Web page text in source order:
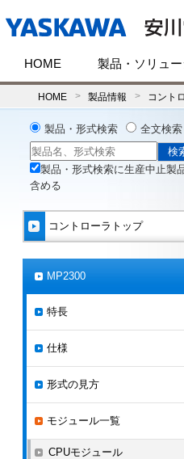
HOME 製品・ソリュ
HOME 製品情報 コント
製品・形式検索 全文検索
製品・形式検索に生産中止製
含める
コントローラトップ
MP2300
特長
仕様
形式の見方
モジュール一覧
CPUモジュール